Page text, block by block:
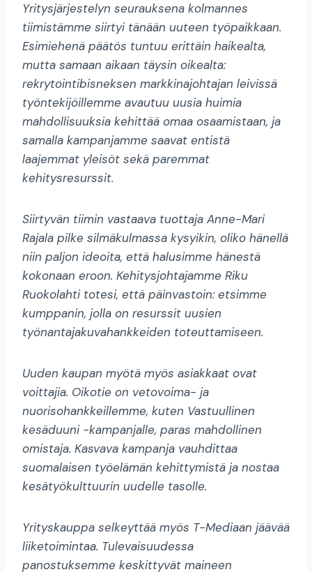
Yritysjärjestelyn seurauksena kolmannes
tiimistämme siirtyi tänään uuteen työpaikkaan.
Esimiehenä päätös tuntuu erittäin haikealta,
mutta samaan aikaan täysin oikealta:
rekrytointibisneksen markkinajohtajan leivissä
työntekijöillemme avautuu uusia huimia
mahdollisuuksia kehittää omaa osaamistaan, ja
samalla kampanjamme saavat entistä
laajemmat yleisöt sekä paremmat
kehitysresurssit.
Siirtyvän tiimin vastaava tuottaja Anne-Mari
Rajala pilke silmäkulmassa kysyikin, oliko hänellä
niin paljon ideoita, että halusimme hänestä
kokonaan eroon. Kehitysjohtajamme Riku
Ruokolahti totesi, että päinvastoin: etsimme
kumppanin, jolla on resurssit uusien
työnantajakuvahankkeiden toteuttamiseen.
Uuden kaupan myötä myös asiakkaat ovat
voittajia. Oikotie on vetovoima- ja
nuorisohankkeillemme, kuten Vastuullinen
kesäduuni -kampanjalle, paras mahdollinen
omistaja. Kasvava kampanja vauhdittaa
suomalaisen työelämän kehittymistä ja nostaa
kesätyökulttuurin uudelle tasolle.
Yrityskauppa selkeyttää myös T-Mediaan jäävää
liiketoimintaa. Tulevaisuudessa
panostuksemme keskittyvät maineen